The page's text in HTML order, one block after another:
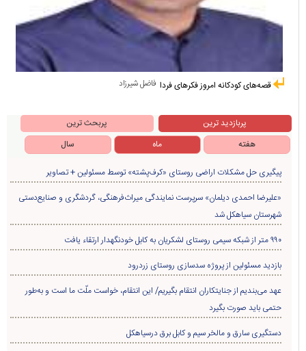
فاضل شیرزاد قصه‌های کودکانه امروز فکرهای فردا
پربازدید ترین
پربحث ترین
هفته
ماه سال
پیگیری حل مشکلات اراضی روستای «کرف‌پشته» توسط مسئولین + تصاویر
«علیرضا احمدی دیلمان» سرپرست نمایندگی میراث‌فرهنگی، گردشگری و صنایع‌دستی
شهرستان سیاهکل شد
۹۹۰ متر از شبکه سیمی روستای لشکریان به کابل خودنگهدار ارتقاء یافت
بازدید مسئولین از پروژه سدسازی روستای زردرود
عهد می‌بندیم از جنایتکاران انتقام بگیریم/ این انتقام، خواست ملّت ما است و به‌طور
حتمی باید صورت بگیرد
دستگیری سارق و مالخر سیم و کابل برق درسیاهکل